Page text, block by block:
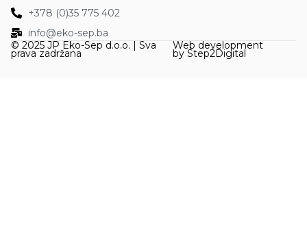
+378 (0)35 775 402
info@eko-sep.ba
© 2025 JP Eko-Sep d.o.o. | Sva
prava zadržana
Web development
byStep2Digital